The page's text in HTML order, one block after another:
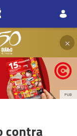
×
PUB
contra